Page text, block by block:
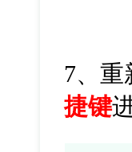
7、重
捷键